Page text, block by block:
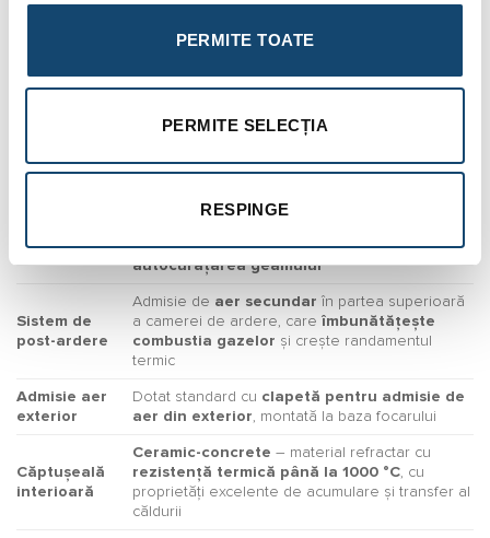
PERMITE TOATE
PERMITE SELECȚIA
RESPINGE
fabricație
Ușă focar
rigiditate structurală și rezistență înaltă la
temperature
ceramic
Sticlă ceramică de înaltă calitate,
asupra flăcării și durabilitate
Flux dirijat de aer care
depunerile de funingine și favorizând
autocurățarea geamului
Sistem de
post-ardere
Admisie de aer secundar în partea superioară
a camerei de ardere, careîmbunătățește
combustia gazelor și crește randamentul
termic
Admisie aer
exterior
Dotat standard cu clapetă pentru admisie de
aer din exterior , montată la baza focarului
Căptușeală
interioară
Ceramic-concrete – material refractar cu
rezistență termică până la 1000 °C , cu
proprietăți excelente de acumulare și transfer al
căldurii